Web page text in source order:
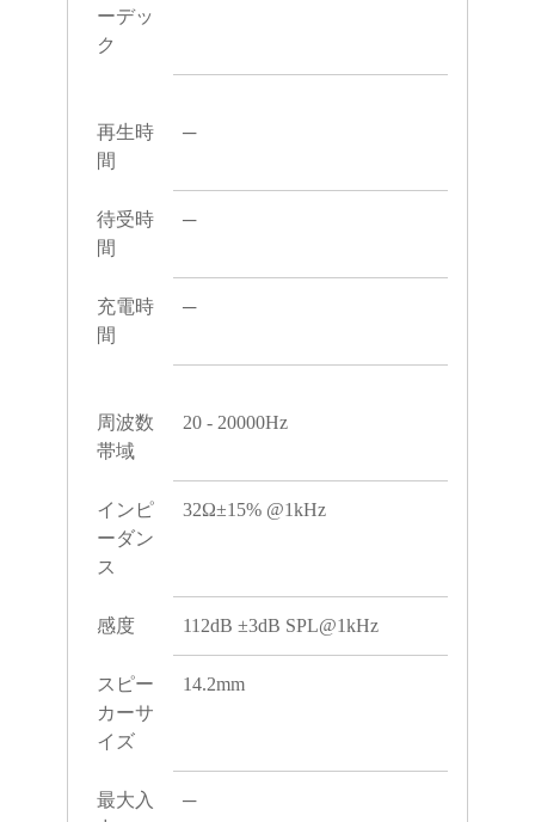
ーデッ
ク
再生時
間
─
待受時
間
─
充電時
間
─
周波数
帯域
20 - 20000Hz
インピ
ーダン
ス
32Ω±15% @1kHz
感度 112dB ±3dB SPL@1kHz
スピー
カーサ
イズ
14.2mm
最大入
─